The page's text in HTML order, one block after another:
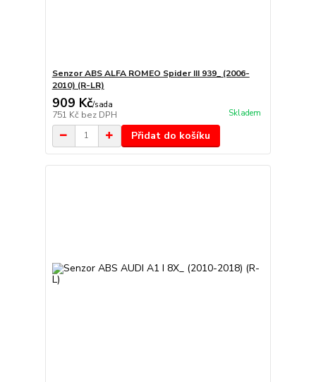
Senzor ABS ALFA ROMEO Spider III 939_ (2006-
2010) (R-LR)
909 Kč/sada
751 Kč bez DPH Skladem
Přidat do košíku